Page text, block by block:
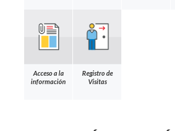
Acceso a la
información
Registro de
Visitas